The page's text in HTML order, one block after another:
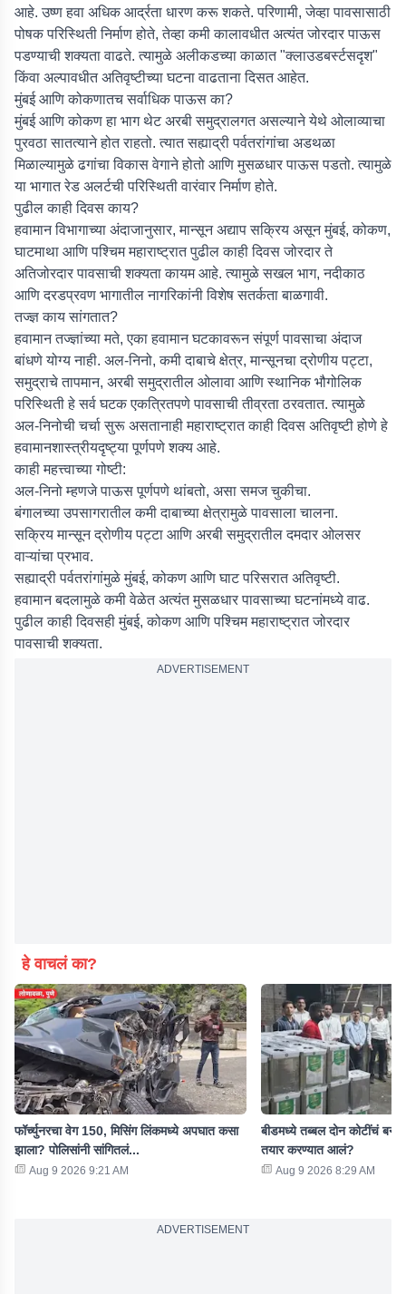
आहे. उष्ण हवा अधिक आर्द्रता धारण करू शकते. परिणामी, जेव्हा पावसासाठी
पोषक परिस्थिती निर्माण होते, तेव्हा कमी कालावधीत अत्यंत जोरदार पाऊस
पडण्याची शक्यता वाढते. त्यामुळे अलीकडच्या काळात "क्लाउडबर्स्टसदृश"
किंवा अल्पावधीत अतिवृष्टीच्या घटना वाढताना दिसत आहेत.
मुंबई आणि कोकणातच सर्वाधिक पाऊस का?
मुंबई आणि कोकण हा भाग थेट अरबी समुद्रालगत असल्याने येथे ओलाव्याचा
पुरवठा सातत्याने होत राहतो. त्यात सह्याद्री पर्वतरांगांचा अडथळा
मिळाल्यामुळे ढगांचा विकास वेगाने होतो आणि मुसळधार पाऊस पडतो. त्यामुळे
या भागात रेड अलर्टची परिस्थिती वारंवार निर्माण होते.
पुढील काही दिवस काय?
हवामान विभागाच्या अंदाजानुसार, मान्सून अद्याप सक्रिय असून मुंबई, कोकण,
घाटमाथा आणि पश्चिम महाराष्ट्रात पुढील काही दिवस जोरदार ते
अतिजोरदार पावसाची शक्यता कायम आहे. त्यामुळे सखल भाग, नदीकाठ
आणि दरडप्रवण भागातील नागरिकांनी विशेष सतर्कता बाळगावी.
तज्ज्ञ काय सांगतात?
हवामान तज्ज्ञांच्या मते, एका हवामान घटकावरून संपूर्ण पावसाचा अंदाज
बांधणे योग्य नाही. अल-निनो, कमी दाबाचे क्षेत्र, मान्सूनचा द्रोणीय पट्टा,
समुद्राचे तापमान, अरबी समुद्रातील ओलावा आणि स्थानिक भौगोलिक
परिस्थिती हे सर्व घटक एकत्रितपणे पावसाची तीव्रता ठरवतात. त्यामुळे
अल-निनोची चर्चा सुरू असतानाही महाराष्ट्रात काही दिवस अतिवृष्टी होणे हे
हवामानशास्त्रीयदृष्ट्या पूर्णपणे शक्य आहे.
काही महत्त्वाच्या गोष्टी:
अल-निनो म्हणजे पाऊस पूर्णपणे थांबतो, असा समज चुकीचा.
बंगालच्या उपसागरातील कमी दाबाच्या क्षेत्रामुळे पावसाला चालना.
सक्रिय मान्सून द्रोणीय पट्टा आणि अरबी समुद्रातील दमदार ओलसर
वाऱ्यांचा प्रभाव.
सह्याद्री पर्वतरांगांमुळे मुंबई, कोकण आणि घाट परिसरात अतिवृष्टी.
हवामान बदलामुळे कमी वेळेत अत्यंत मुसळधार पावसाच्या घटनांमध्ये वाढ.
पुढील काही दिवसही मुंबई, कोकण आणि पश्चिम महाराष्ट्रात जोरदार
पावसाची शक्यता.
ADVERTISEMENT
हे वाचलं का?
फॉर्च्युनरचा वेग 150, मिसिंग लिंकमध्ये अपघात कसा
झाला? पोलिसांनी सांगितलं...
Aug 9 2026 9:21 AM
बीडमध्ये तब्बल दोन कोटींचं
तयार करण्यात आलं?
Aug 9 2026 8:29 AM
ADVERTISEMENT